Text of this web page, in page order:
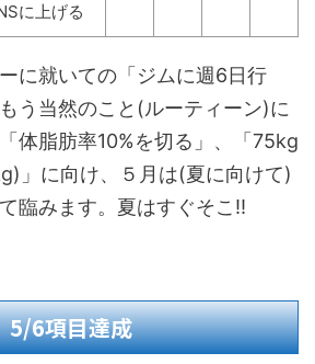
に上げる
に就いての「ジムに週6日行
う当然のこと(ルーティーン)に
体脂肪率10%を切る」、「75kg
」に向け、５月は(夏に向けて)
臨みます。夏はすぐそこ‼
6項目達成